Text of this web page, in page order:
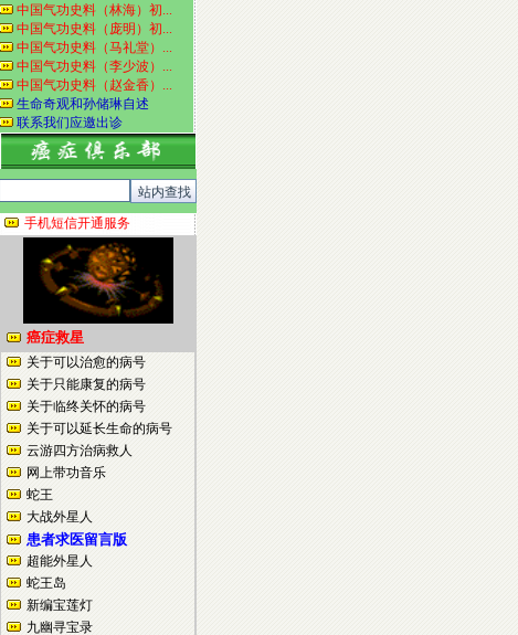
中国气功史料（林海）初...
中国气功史料（庞明）初...
中国气功史料（马礼堂）...
中国气功史料（李少波）...
中国气功史料（赵金香）...
生命奇观和孙储琳自述
联系我们应邀出诊
手机短信开通服务
癌症救星